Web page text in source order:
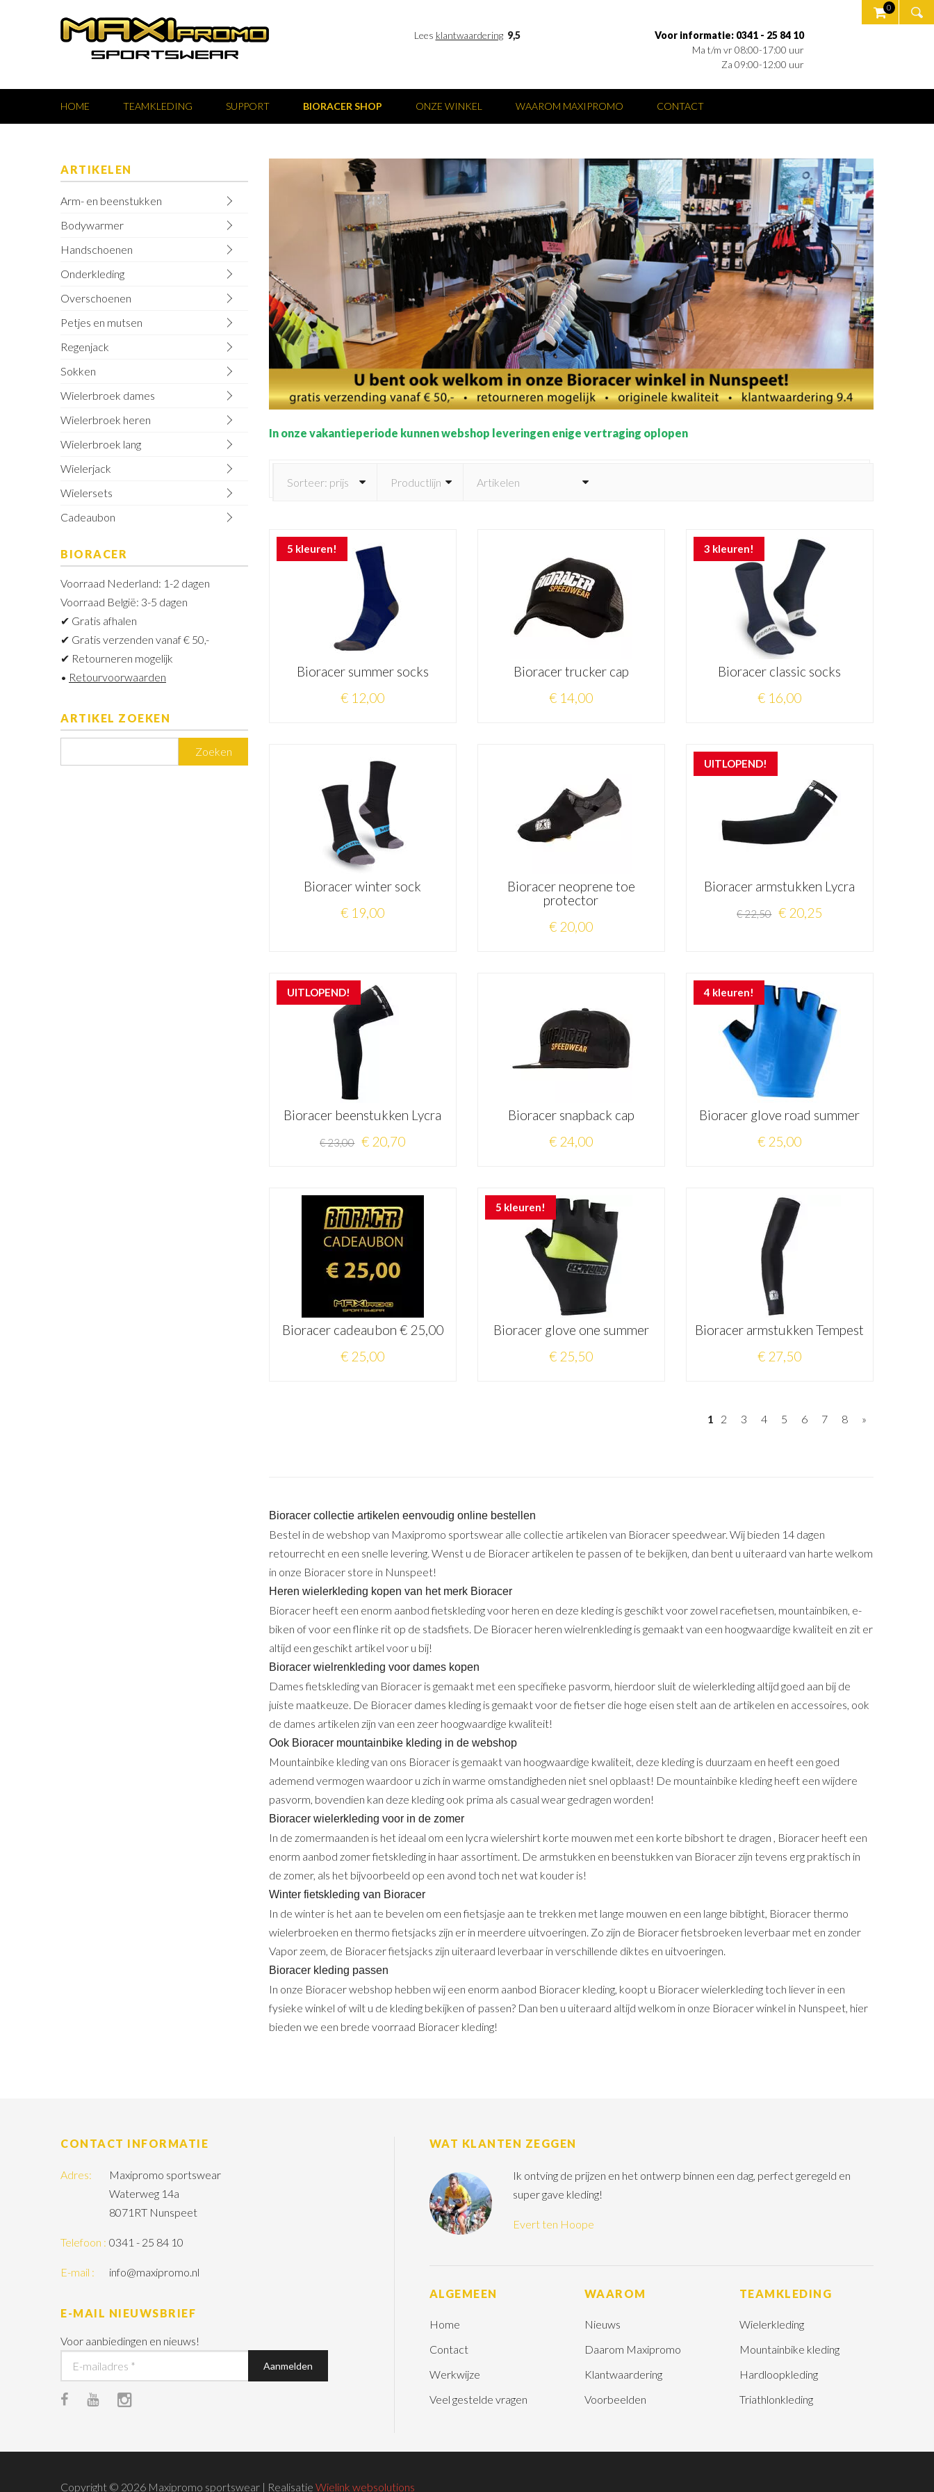
Lees klantwaardering 9,5
Voor informatie: 0341 - 25 84 10
Ma t/m vr 08:00-17:00 uur
Za 09:00-12:00 uur
0
HOME TEAMKLEDING SUPPORT BIORACER SHOP ONZE WINKEL WAAROM MAXIPROMO CONTACT
ARTIKELEN
Arm- en beenstukken
Bodywarmer
Handschoenen
Onderkleding
Overschoenen
Petjes en mutsen
Regenjack
Sokken
Wielerbroek dames
Wielerbroek heren
Wielerbroek lang
Wielerjack
Wielersets
Cadeaubon
BIORACER
Voorraad Nederland: 1-2 dagen
Voorraad België: 3-5 dagen
✔ Gratis afhalen
✔ Gratis verzenden vanaf € 50,-
✔ Retourneren mogelijk
• Retourvoorwaarden
ARTIKEL ZOEKEN
Zoeken
In onze vakantieperiode kunnen webshop leveringen enige vertraging oplopen
5 kleuren!
Bioracer summer socks
€ 12,00
Bioracer trucker cap
€ 14,00
3 kleuren!
Bioracer classic socks
€ 16,00
Bioracer winter sock
€ 19,00
Bioracer neoprene toe
protector
€ 20,00
UITLOPEND!
Bioracer armstukken Lycra
€ 22,50 € 20,25
UITLOPEND!
Bioracer beenstukken Lycra
€ 23,00 € 20,70
Bioracer snapback cap
€ 24,00
4 kleuren!
Bioracer glove road summer
€ 25,00
Bioracer cadeaubon € 25,00
€ 25,00
5 kleuren!
Bioracer glove one summer
€ 25,50
Bioracer armstukken Tempest
€ 27,50
1 2 3 4 5 6 7 8 »
Bioracer collectie artikelen eenvoudig online bestellen
Bestel in de webshop van Maxipromo sportswear alle collectie artikelen van Bioracer speedwear. Wij bieden 14 dagen
retourrecht en een snelle levering. Wenst u de Bioracer artikelen te passen of te bekijken, dan bent u uiteraard van harte welkom
in onze Bioracer store in Nunspeet!
Heren wielerkleding kopen van het merk Bioracer
Bioracer heeft een enorm aanbod fietskleding voor heren en deze kleding is geschikt voor zowel racefietsen, mountainbiken, e-
biken of voor een flinke rit op de stadsfiets. De Bioracer heren wielrenkleding is gemaakt van een hoogwaardige kwaliteit en zit er
altijd een geschikt artikel voor u bij!
Bioracer wielrenkleding voor dames kopen
Dames fietskleding van Bioracer is gemaakt met een specifieke pasvorm, hierdoor sluit de wielerkleding altijd goed aan bij de
juiste maatkeuze. De Bioracer dames kleding is gemaakt voor de fietser die hoge eisen stelt aan de artikelen en accessoires, ook
de dames artikelen zijn van een zeer hoogwaardige kwaliteit!
Ook Bioracer mountainbike kleding in de webshop
Mountainbike kleding van ons Bioracer is gemaakt van hoogwaardige kwaliteit, deze kleding is duurzaam en heeft een goed
ademend vermogen waardoor u zich in warme omstandigheden niet snel opblaast! De mountainbike kleding heeft een wijdere
pasvorm, bovendien kan deze kleding ook prima als casual wear gedragen worden!
Bioracer wielerkleding voor in de zomer
In de zomermaanden is het ideaal om een lycra wielershirt korte mouwen met een korte bibshort te dragen , Bioracer heeft een
enorm aanbod zomer fietskleding in haar assortiment. De armstukken en beenstukken van Bioracer zijn tevens erg praktisch in
de zomer, als het bijvoorbeeld op een avond toch net wat kouder is!
Winter fietskleding van Bioracer
In de winter is het aan te bevelen om een fietsjasje aan te trekken met lange mouwen en een lange bibtight, Bioracer thermo
wielerbroeken en thermo fietsjacks zijn er in meerdere uitvoeringen. Zo zijn de Bioracer fietsbroeken leverbaar met en zonder
Vapor zeem, de Bioracer fietsjacks zijn uiteraard leverbaar in verschillende diktes en uitvoeringen.
Bioracer kleding passen
In onze Bioracer webshop hebben wij een enorm aanbod Bioracer kleding, koopt u Bioracer wielerkleding toch liever in een
fysieke winkel of wilt u de kleding bekijken of passen? Dan ben u uiteraard altijd welkom in onze Bioracer winkel in Nunspeet, hier
bieden we een brede voorraad Bioracer kleding!
CONTACT INFORMATIE
Adres:
Maxipromo sportswear
Waterweg 14a
8071RT Nunspeet
Telefoon : 0341 - 25 84 10
E-mail : info@maxipromo.nl
E-MAIL NIEUWSBRIEF
Voor aanbiedingen en nieuws!
WAT KLANTEN ZEGGEN
Ik ontving de prijzen en het ontwerp binnen een dag, perfect geregeld en
super gave kleding!
Evert ten Hoope
ALGEMEEN
Home
Contact
Werkwijze
Veel gestelde vragen
WAAROM
Nieuws
Daarom Maxipromo
Klantwaardering
Voorbeelden
TEAMKLEDING
Wielerkleding
Mountainbike kleding
Hardloopkleding
Triathlonkleding
Copyright © 2026 Maxipromo sportswear | Realisatie Wielink websolutions